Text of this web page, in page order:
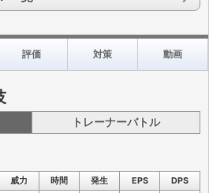
評価 対策 動画
トレーナーバトル
威力 時間 発生 EPS
DPS